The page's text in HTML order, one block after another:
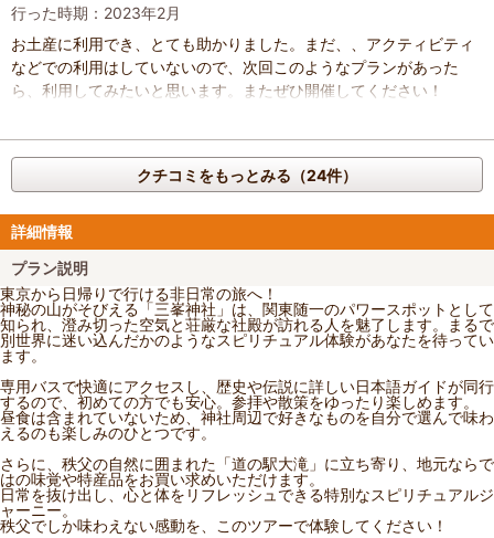
行った時期：2023年2月
お土産に利用でき、とても助かりました。まだ、、アクティビティ
などでの利用はしていないので、次回このようなプランがあった
ら、利用してみたいと思います。またぜひ開催してください！
クチコミをもっとみる（24件）
詳細情報
プラン説明
東京から日帰りで行ける非日常の旅へ！
神秘の山がそびえる「三峯神社」は、関東随一のパワースポットとして
知られ、澄み切った空気と荘厳な社殿が訪れる人を魅了します。まるで
別世界に迷い込んだかのようなスピリチュアル体験があなたを待ってい
ます。
専用バスで快適にアクセスし、歴史や伝説に詳しい日本語ガイドが同行
するので、初めての方でも安心。参拝や散策をゆったり楽しめます。
昼食は含まれていないため、神社周辺で好きなものを自分で選んで味わ
えるのも楽しみのひとつです。
さらに、秩父の自然に囲まれた「道の駅大滝」に立ち寄り、地元ならで
はの味覚や特産品をお買い求めいただけます。
日常を抜け出し、心と体をリフレッシュできる特別なスピリチュアルジ
ャーニー。
秩父でしか味わえない感動を、このツアーで体験してください！